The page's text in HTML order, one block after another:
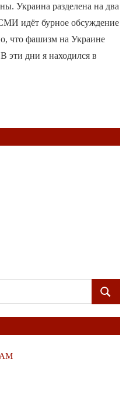
Украина разделена на два
идёт бурное обсуждение
что фашизм на Украине
дни я находился в
ПОИСК